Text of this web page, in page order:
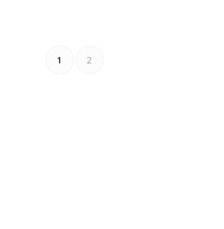
1 2